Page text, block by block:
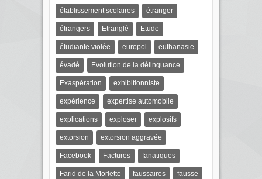
établissement scolaires étranger
étrangers Etranglé Etude
étudiante violée europol euthanasie
évadé Evolution de la délinquance
Exaspération exhibitionniste
expérience expertise automobile
explications exploser explosifs
extorsion extorsion aggravée
Facebook Factures fanatiques
Farid de la Morlette faussaires fausse